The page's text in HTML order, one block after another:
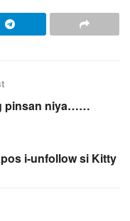
pinsan niya……
i-unfollow si Kitty